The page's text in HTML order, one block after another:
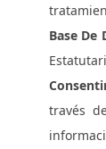
Base De
través